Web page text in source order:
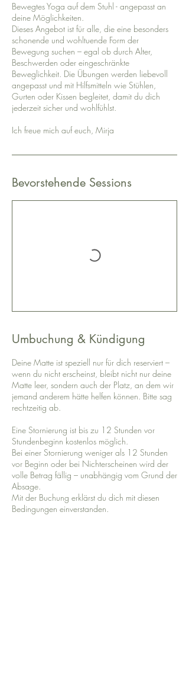
Bewegtes Yoga auf dem Stuhl - angepasst an
deine Möglichkeiten.
Dieses Angebot ist für alle, die eine besonders
schonende und wohltuende Form der
Bewegung suchen – egal ob durch Alter,
Beschwerden oder eingeschränkte
Beweglichkeit. Die Übungen werden liebevoll
angepasst und mit Hilfsmitteln wie Stühlen,
Gurten oder Kissen begleitet, damit du dich
jederzeit sicher und wohlfühlst.
Bevorstehende Sessions
Umbuchung & Kündigung
Deine Matte ist speziell nur für dich reserviert –
wenn du nicht erscheinst, bleibt nicht nur deine
Matte leer, sondern auch der Platz, an dem wir
jemand anderem hätte helfen können. Bitte sag
rechtzeitig ab.
Eine Stornierung ist bis zu 12 Stunden vor
Stundenbeginn kostenlos möglich.
Bei einer Stornierung weniger als 12 Stunden
vor Beginn oder bei Nichterscheinen wird der
volle Betrag fällig – unabhängig vom Grund der
Absage.
Mit der Buchung erklärst du dich mit diesen
Bedingungen einverstanden.